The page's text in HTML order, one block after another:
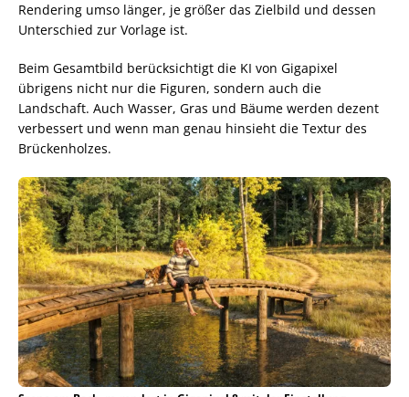
Rendering umso länger, je größer das Zielbild und dessen
Unterschied zur Vorlage ist.
Beim Gesamtbild berücksichtigt die KI von Gigapixel
übrigens nicht nur die Figuren, sondern auch die
Landschaft. Auch Wasser, Gras und Bäume werden dezent
verbessert und wenn man genau hinsieht die Textur des
Brückenholzes.